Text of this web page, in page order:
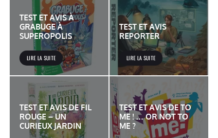
TEST ET AVIS À
GRABUGE À
SUPEROPOLIS
LIRE LA SUITE
TEST ET AVIS
REPORTER
LIRE LA SUITE
TEST ET AVIS DE FIL
ROUGE – UN
CURIEUX JARDIN
TEST ET AVIS DE TO
ME ! … OR NOT TO
ME ?